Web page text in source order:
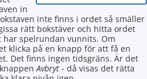
in
inte finns i ordet så smäller
rätt bokstäver och hitta ordet
spelrundan vunnits. Om
klicka på en knapp för att få en
Det finns ingen tidsgräns. Är det
Avbryt - då visas det rätta